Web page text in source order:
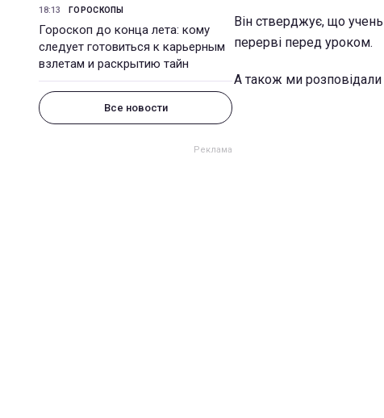
18:13 ГОРОСКОПЫ
Гороскоп до конца лета: кому
следует готовиться к карьерным
взлетам и раскрытию тайн
Все новости
Він стверджує, що учень
перерві перед уроком.
А також ми